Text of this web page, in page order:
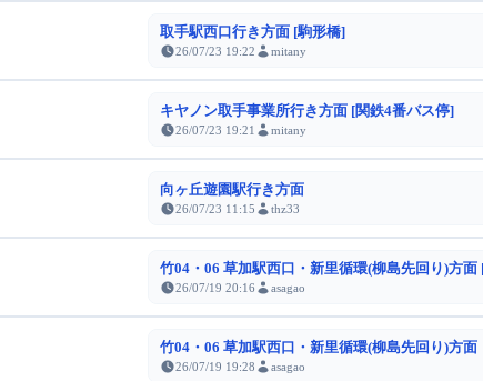
取手駅西口行き方面 [駒形橋]
26/07/23 19:22 mitany
キヤノン取手事業所行き方面 [関鉄4番バス停]
26/07/23 19:21 mitany
向ヶ丘遊園駅行き方面
26/07/23 11:15 thz33
竹04・06 草加駅西口・新里循環(柳島先回り)方面
26/07/19 20:16 asagao
竹04・06 草加駅西口・新里循環(柳島先回り)方面
26/07/19 19:28 asagao